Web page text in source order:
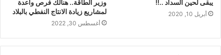
يبقى لحين السداد ..!!
أبريل 10, 2020
وزير الطاقة.. هنالك فرص واعدة
لمشاريع زيادة الانتاج النفطي بالبلاد
أغسطس 30, 2022